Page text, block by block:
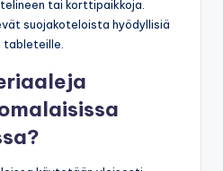
tai korttipaikkoja.
suojakoteloista hyödyllisiä
tableteille.